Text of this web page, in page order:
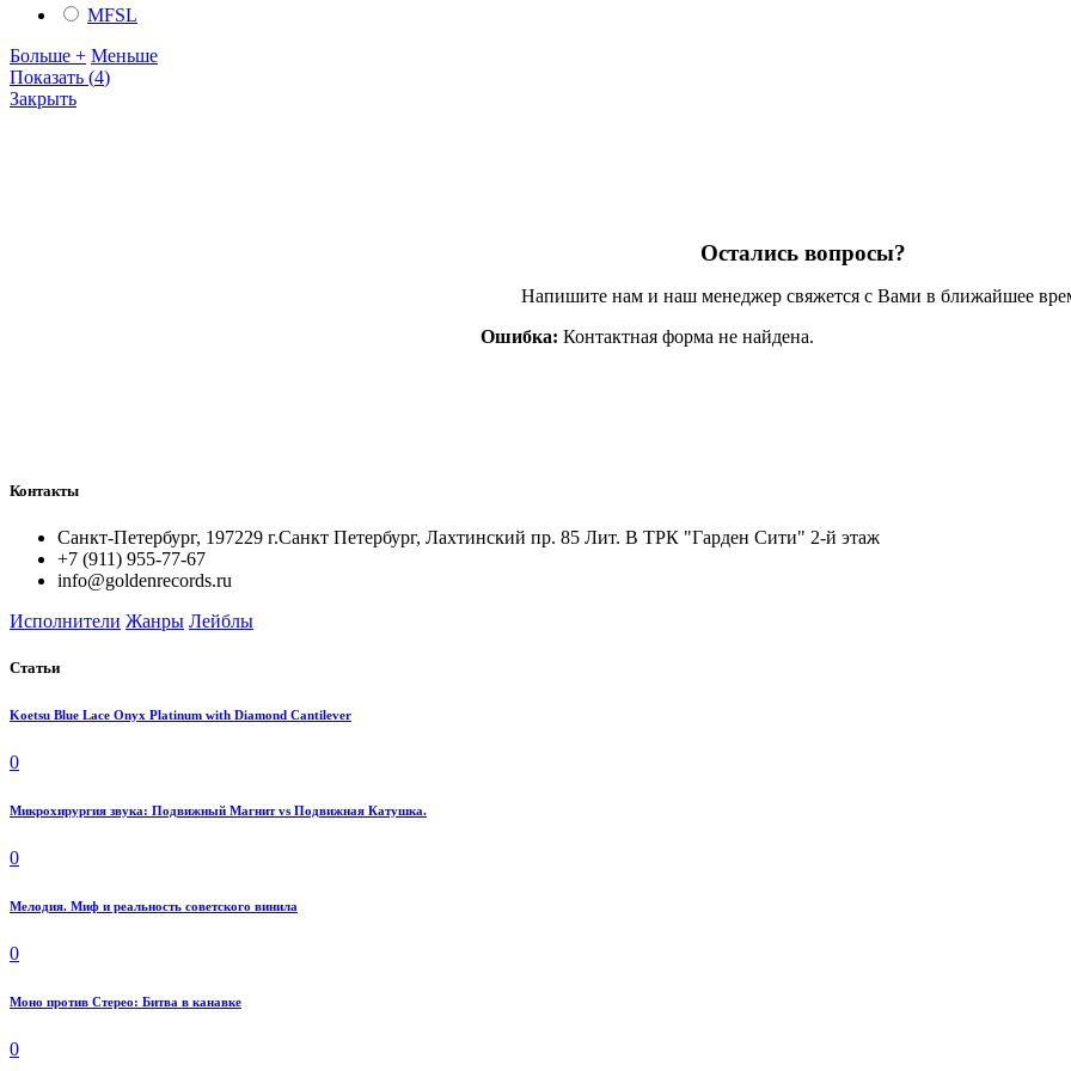
MFSL
Больше + Меньше
Показать (4)
Закрыть
Остались вопросы?
Напишите нам и наш менеджер свяжется с Вами в ближайшее
Ошибка: Контактная форма не найдена.
Контакты
Санкт-Петербург, 197229 г.Санкт Петербург, Лахтинский пр. 85 Лит. B ТРК "Гарден Сити" 2-й этаж
+7 (911) 955-77-67
info@goldenrecords.ru
Исполнители Жанры Лейблы
Статьи
Koetsu Blue Lace Onyx Platinum with Diamond Cantilever
0
Микрохирургия звука: Подвижный Магнит vs Подвижная Катушка.
0
Мелодия. Миф и реальность советского винила
0
Моно против Стерео: Битва в канавке
0